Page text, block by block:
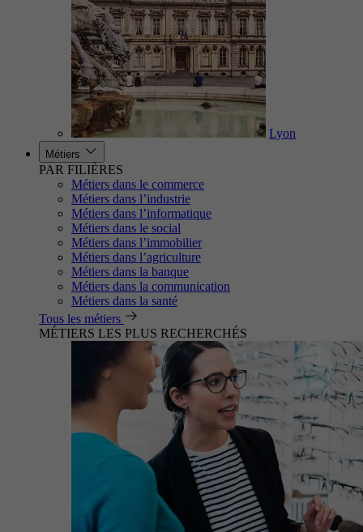
Lyon
Métiers
PAR FILIÈRES
Métiers dans le commerce
Métiers dans l’industrie
Métiers dans l’informatique
Métiers dans le social
Métiers dans l’immobilier
Métiers dans l’agriculture
Métiers dans la banque
Métiers dans la communication
Métiers dans la santé
Tous les métiers
MÉTIERS LES PLUS RECHERCHÉS